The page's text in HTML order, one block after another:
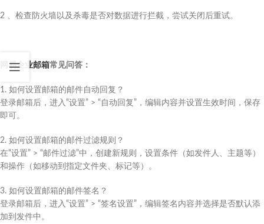
2 、检查防火墙以及杀毒是否对数据进行拦截，尝试关闭后重试。
网易企业邮箱常见问答：
1. 如何设置邮箱的邮件自动回复？
登录邮箱后，进入“设置” > “自动回复”，编辑内容并设置生效时间，保存
即可。
2. 如何设置邮箱的邮件过滤规则？
在“设置” > “邮件过滤”中，创建新规则，设置条件（如发件人、主题等）
和操作（如移动到指定文件夹、标记等）。
3. 如何设置邮箱的邮件签名？
登录邮箱后，进入“设置” > “签名设置”，编辑签名内容并选择是否默认添
加到发件中。